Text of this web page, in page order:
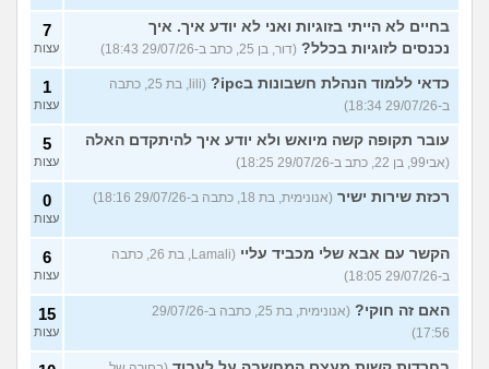
בחיים לא הייתי בזוגיות ואני לא יודע איך. איך
נכנסים לזוגיות בכלל? (דור, בן 25, כתב ב-29/07/26 18:43)
7
עצות
כדאי ללמוד הנהלת חשבונות בipc?
(lili, בת 25, כתבה
ב-29/07/26 18:34)
1
עצות
עובר תקופה קשה מיואש ולא יודע איך להיתקדם האלה
(אבי99, בן 22, כתב ב-29/07/26 18:25)
5
עצות
רכזת שירות ישיר (אנונימית, בת 18, כתבה ב-29/07/26 18:16) 0
עצות
הקשר עם אבא שלי מכביד עליי
(Lamali, בת 26, כתבה
ב-29/07/26 18:05)
6
עצות
האם זה חוקי?
(אנונימית, בת 25, כתבה ב-29/07/26
17:56)
15
עצות